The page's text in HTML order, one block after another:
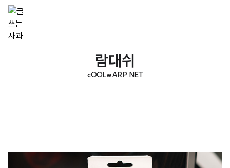
람대쉬
cOOLwARP.NET